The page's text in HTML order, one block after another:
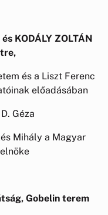
KODÁLY ZOLTÁN
és a Liszt Ferenc
előadásában
Géza
Mihály a Magyar
Gobelin terem